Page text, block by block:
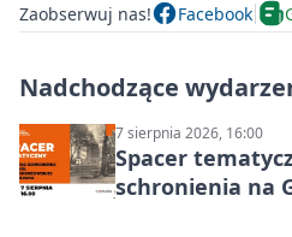
Zaobserwuj nas! Facebook
Nadchodzące
7 sierpnia 2026, 16:00
Spacer
schronienia na